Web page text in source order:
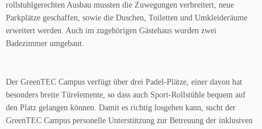
rollstuhlgerechten Ausbau mussten die Zuwegungen verbreitert, neue
Parkplätze geschaffen, sowie die Duschen, Toiletten und Umkleideräume
erweitert werden. Auch im zugehörigen Gästehaus wurden zwei
Badezimmer umgebaut.
Der GreenTEC Campus verfügt über drei Padel-Plätze, einer davon hat
besonders breite Türelemente, so dass auch Sport-Rollstühle bequem auf
den Platz gelangen können. Damit es richtig losgehen kann, sucht der
GreenTEC Campus personelle Unterstützung zur Betreuung der inklusiven